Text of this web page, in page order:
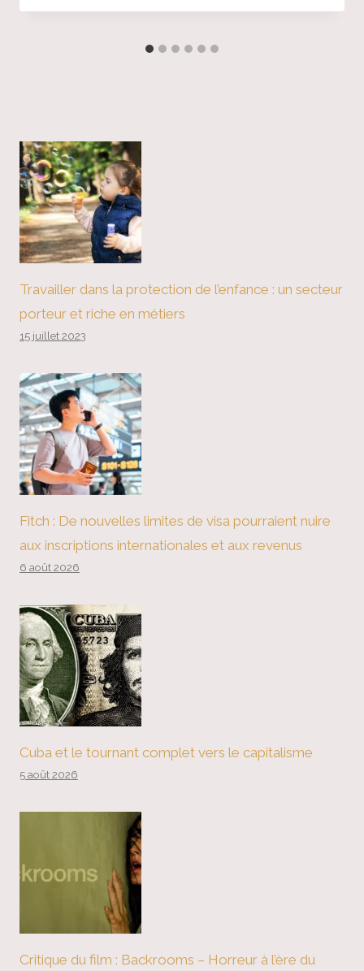
Travailler dans la protection de l’enfance : un secteur
porteur et riche en métiers
15 juillet 2023
Fitch : De nouvelles limites de visa pourraient nuire
aux inscriptions internationales et aux revenus
6 août 2026
Cuba et le tournant complet vers le capitalisme
5 août 2026
Critique du film : Backrooms – Horreur à l’ère du